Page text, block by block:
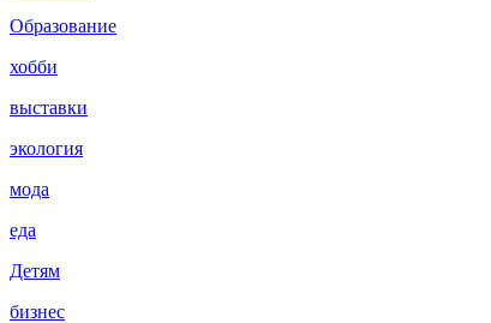
Образование
хобби
выставки
экология
мода
еда
Детям
бизнес